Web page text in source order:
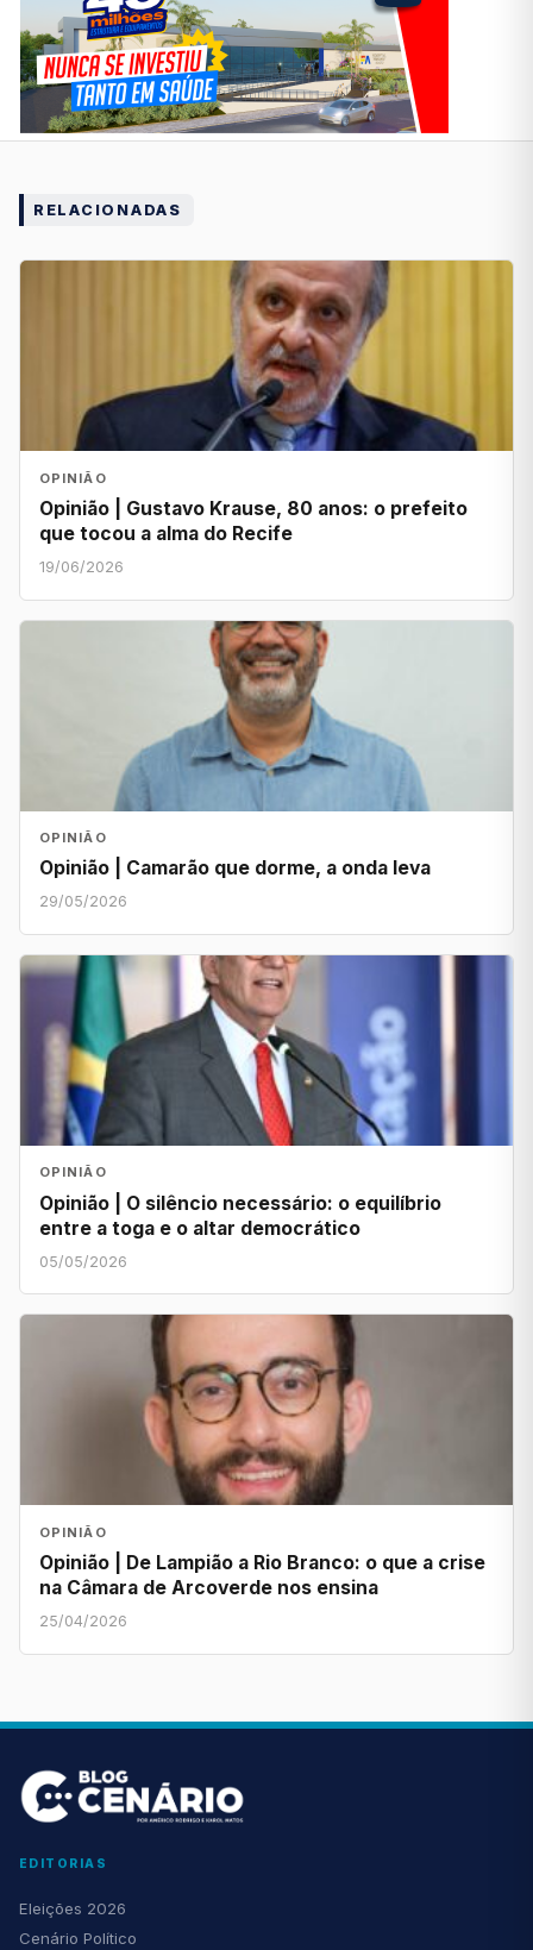
RELACIONADAS
OPINIÃO
Opinião | Gustavo Krause, 80 anos: o prefeito
que tocou a alma do Recife
19/06/2026
OPINIÃO
Opinião | Camarão que dorme, a onda leva
29/05/2026
OPINIÃO
Opinião | O silêncio necessário: o equilíbrio
entre a toga e o altar democrático
05/05/2026
OPINIÃO
Opinião | De Lampião a Rio Branco: o que a crise
na Câmara de Arcoverde nos ensina
25/04/2026
EDITORIAS
Eleições 2026
Cenário Político